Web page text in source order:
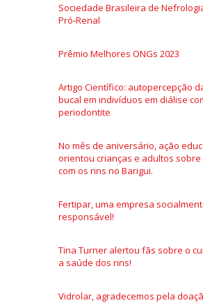
Sociedade Brasileira de
Pró-Renal
Prêmio Melhores ONGs 2023
Artigo Científico: autopercepção
bucal em indivíduos em diálise
periodontite
No mês de aniversário, ação
orientou crianças e adultos sobre
com os rins no Barigui.
Fertipar, uma empresa
responsável!
Tina Turner alertou fãs sobre o
a saúde dos rins!
Vidrolar, agradecemos pela